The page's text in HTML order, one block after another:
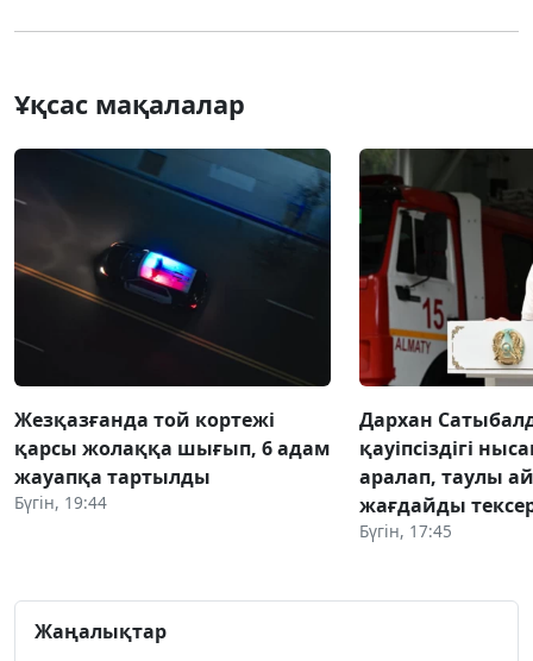
Ұқсас мақалалар
Жезқазғанда той кортежі
қарсы жолаққа шығып, 6 адам
жауапқа тартылды
Бүгін, 19:44
Дархан
қауіпсіздігі
аралап, таулы
жағдайды
Бүгін, 17:45
Жаңалықтар